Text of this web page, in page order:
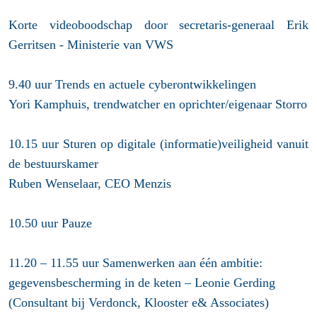
Korte videoboodschap door secretaris-generaal Erik
Gerritsen - Ministerie van VWS
9.40 uur Trends en actuele cyberontwikkelingen
Yori Kamphuis, trendwatcher en oprichter/eigenaar Storro
10.15 uur Sturen op digitale (informatie)veiligheid vanuit
de bestuurskamer
Ruben Wenselaar, CEO Menzis
10.50 uur Pauze
11.20 – 11.55 uur Samenwerken aan één ambitie:
gegevensbescherming in de keten – Leonie Gerding
(Consultant bij Verdonck, Klooster e& Associates)